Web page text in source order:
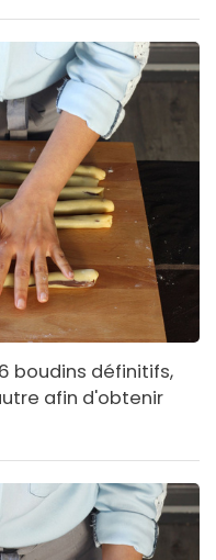
boudins définitifs,
afin d'obtenir